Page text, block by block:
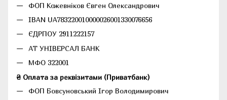
ФОП Кожевніков Євген Олександрович
IBAN UA783220010000026001330076656
ЄДРПОУ 2911222157
АТ УНІВЕРСАЛ БАНК
МФО 322001
₴ Оплата за реквізитами (Приватбанк)
ФОП Бовсуновський Ігор Володимирович